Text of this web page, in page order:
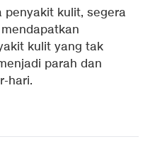
penyakit kulit, segera
kulit yang tak
parah dan
hari.